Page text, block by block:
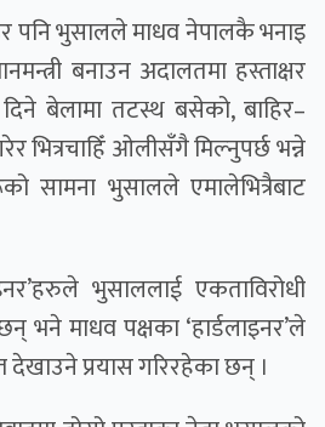
पनि भुसालले माधव नेपालकै भनाइ
बनाउन अदालतमा हस्ताक्षर
बेलामा तटस्थ बसेको, बाहिर–
भित्रचाहिँ ओलीसँगै मिल्नुपर्छ भन्ने
सामना भुसालले एमालेभित्रैबाट
भुसाललाई एकताविरोधी
भने माधव पक्षका ‘हार्डलाइनर’ले
प्रयास गरिरहेका छन् ।